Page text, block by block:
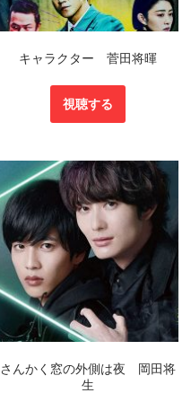
キャラクター 菅田将暉
視聴する
さんかく窓の外側は夜 岡田将
生